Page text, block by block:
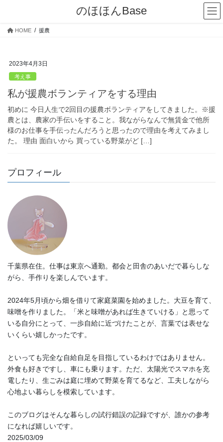
のほほんBase
HOME 援農
2023年4月3日
考え事
私が援農ボランティアをする理由
初めに 今日人生で2回目の援農ボランティアをしてきました。※援
農とは、農家の手伝いをすること。我ながらなんで無賃金で他所
様のお仕事を手伝ったんだろうと思ったので理由を考えてみまし
た。 理由 面白いから 買っている野菜がど […]
プロフィール
千葉県在住。仕事は東京へ通勤。都会と田舎のあいだで暮らしな
がら、手作りを楽しんでいます。
2024年5月頃から畑を借りて家庭菜園を始めました。大豆を育て、
味噌を作りました。「米と味噌があれば生きていける」と思って
いる自分にとって、一歩自給に近づけたことが、言葉では表せな
いくらい嬉しかったです。
といっても完全な自給自足を目指しているわけではありません。
外食も好きですし、車にも乗ります。ただ、太陽光でスマホを充
電したり、生ごみは庭に埋めて野菜を育てるなど、工夫しながら
心地よい暮らしを模索しています。
このブログはそんな暮らしの試行錯誤の記録ですが、誰かの参考
になれば嬉しいです。
2025/03/09